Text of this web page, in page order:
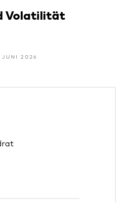
Volatilität
JUNI 2026